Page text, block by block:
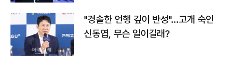
"경솔한 언행 깊이 반성"…고개 숙인
신동엽, 무슨 일이길래?